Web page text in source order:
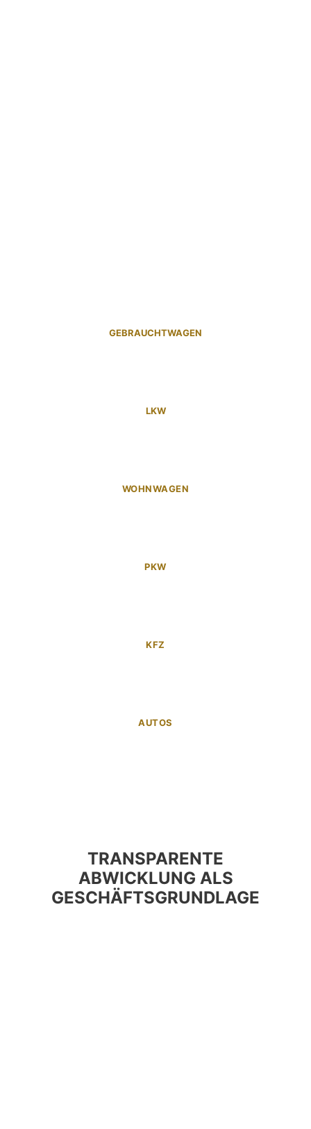
GEBRAUCHTWAGEN
LKW
WOHNWAGEN
PKW
KFZ
AUTOS
TRANSPARENTE
ABWICKLUNG ALS
GESCHÄFTSGRUNDLAGE